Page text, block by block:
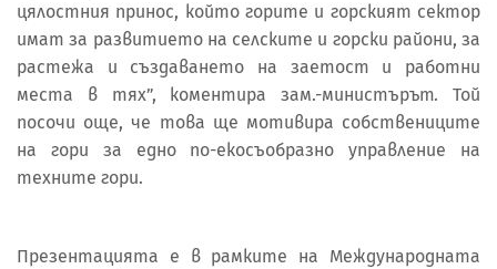
цялостния принос, който горите и горският сектор
имат за развитието на селските и горски райони, за
растежа и създаването на заетост и работни
места в тях”, коментира зам.-министърът. Той
посочи още, че това ще мотивира собствениците
на гори за едно по-екосъобразно управление на
техните гори.
Презентацията е в рамките на Mеждународната